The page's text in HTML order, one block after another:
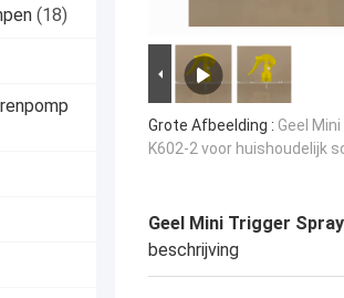
(18)
Grote Afbeelding : Geel
K602-2 voor huishoudelijk
Geel Mini Trigger
beschrijving